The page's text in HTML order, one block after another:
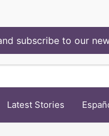
Latest Stories
subscribe to our